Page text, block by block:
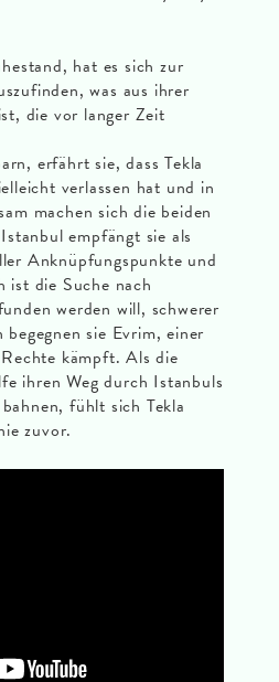
hat es sich zur
was aus ihrer
die vor langer Zeit
erfährt sie, dass Tekla
verlassen hat und in
machen sich die beiden
empfängt sie als
Anknüpfungspunkte und
ist die Suche nach
werden will, schwerer
sie Evrim, einer
kämpft. Als die
ihren Weg durch Istanbuls
fühlt sich Tekla
zuvor.